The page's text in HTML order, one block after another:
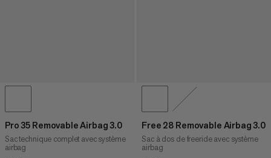
Pro 35 Removable Airbag 3.0
Sac technique complet avec système
airbag
Free 28 Removable Airbag 3.0
Sac à dos de freeride avec système
airbag